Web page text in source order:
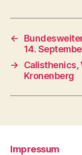
←
14.
→
Calisthenics,
Kronenberg
Impressum